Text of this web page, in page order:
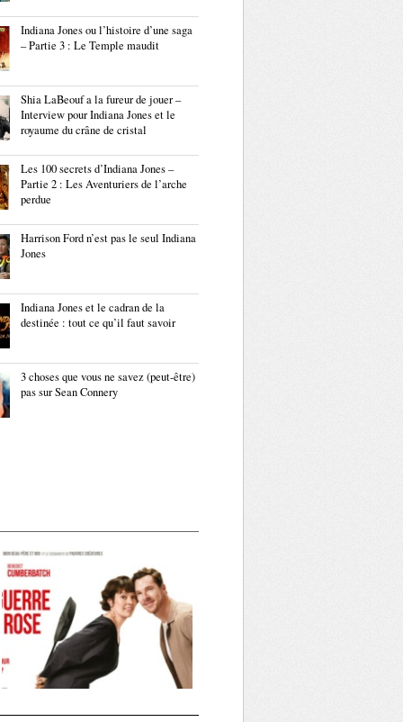
Indiana Jones ou l’histoire d’une saga
– Partie 3 : Le Temple maudit
Shia LaBeouf a la fureur de jouer –
Interview pour Indiana Jones et le
royaume du crâne de cristal
Les 100 secrets d’Indiana Jones –
Partie 2 : Les Aventuriers de l’arche
perdue
Harrison Ford n’est pas le seul Indiana
Jones
Indiana Jones et le cadran de la
destinée : tout ce qu’il faut savoir
3 choses que vous ne savez (peut-être)
pas sur Sean Connery